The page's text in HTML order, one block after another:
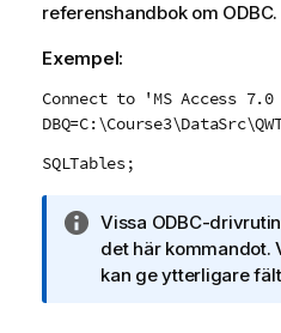
referenshandbok om ODBC.
Exempel:
Connect to 'MS Access 7.0
SQLTables;
A
n
t
Vissa ODBC-
det här kommandot.
kan ge ytterligare